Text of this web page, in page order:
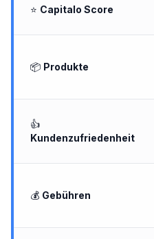
⭐ Capitalo Score
📦 Produkte
👍
Kundenzufriedenheit
💰 Gebühren